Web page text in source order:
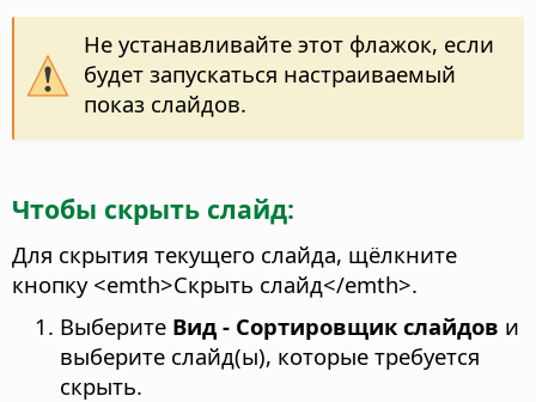
Не устанавливайте этот флажок, если
будет запускаться настраиваемый
показ слайдов.
Чтобы скрыть слайд:
Для скрытия текущего слайда, щёлкните
кнопку <emth>Скрыть слайд</emth>.
Выберите Вид - Сортировщик слайдов и
выберите слайд(ы), которые требуется
скрыть.